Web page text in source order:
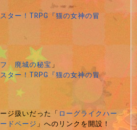
ター！TRPG『猫の女神の冒
フ 廃城の秘宝」
ター！TRPG『猫の女神の冒
ジ扱いだった「ローグライクハー
ドページ」へのリンクを開設！